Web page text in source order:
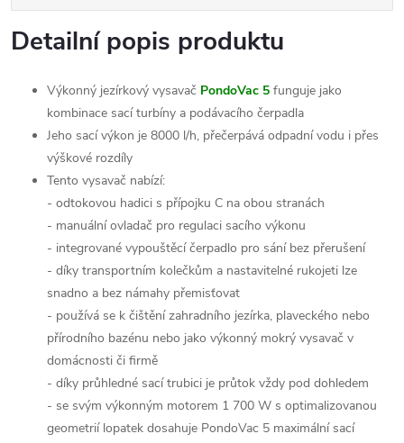
Detailní popis produktu
Výkonný jezírkový vysavač PondoVac 5 funguje jako
kombinace sací turbíny a podávacího čerpadla
Jeho sací výkon je 8000 l/h, přečerpává odpadní vodu i přes
výškové rozdíly
Tento vysavač nabízí:
- odtokovou hadici s přípojku C na obou stranách
- manuální ovladač pro regulaci sacího výkonu
- integrované vypouštěcí čerpadlo pro sání bez přerušení
- díky transportním kolečkům a nastavitelné rukojeti lze
snadno a bez námahy přemisťovat
- používá se k čištění zahradního jezírka, plaveckého nebo
přírodního bazénu nebo jako výkonný mokrý vysavač v
domácnosti či firmě
- díky průhledné sací trubici je průtok vždy pod dohledem
- se svým výkonným motorem 1 700 W s optimalizovanou
geometrií lopatek dosahuje PondoVac 5 maximální sací